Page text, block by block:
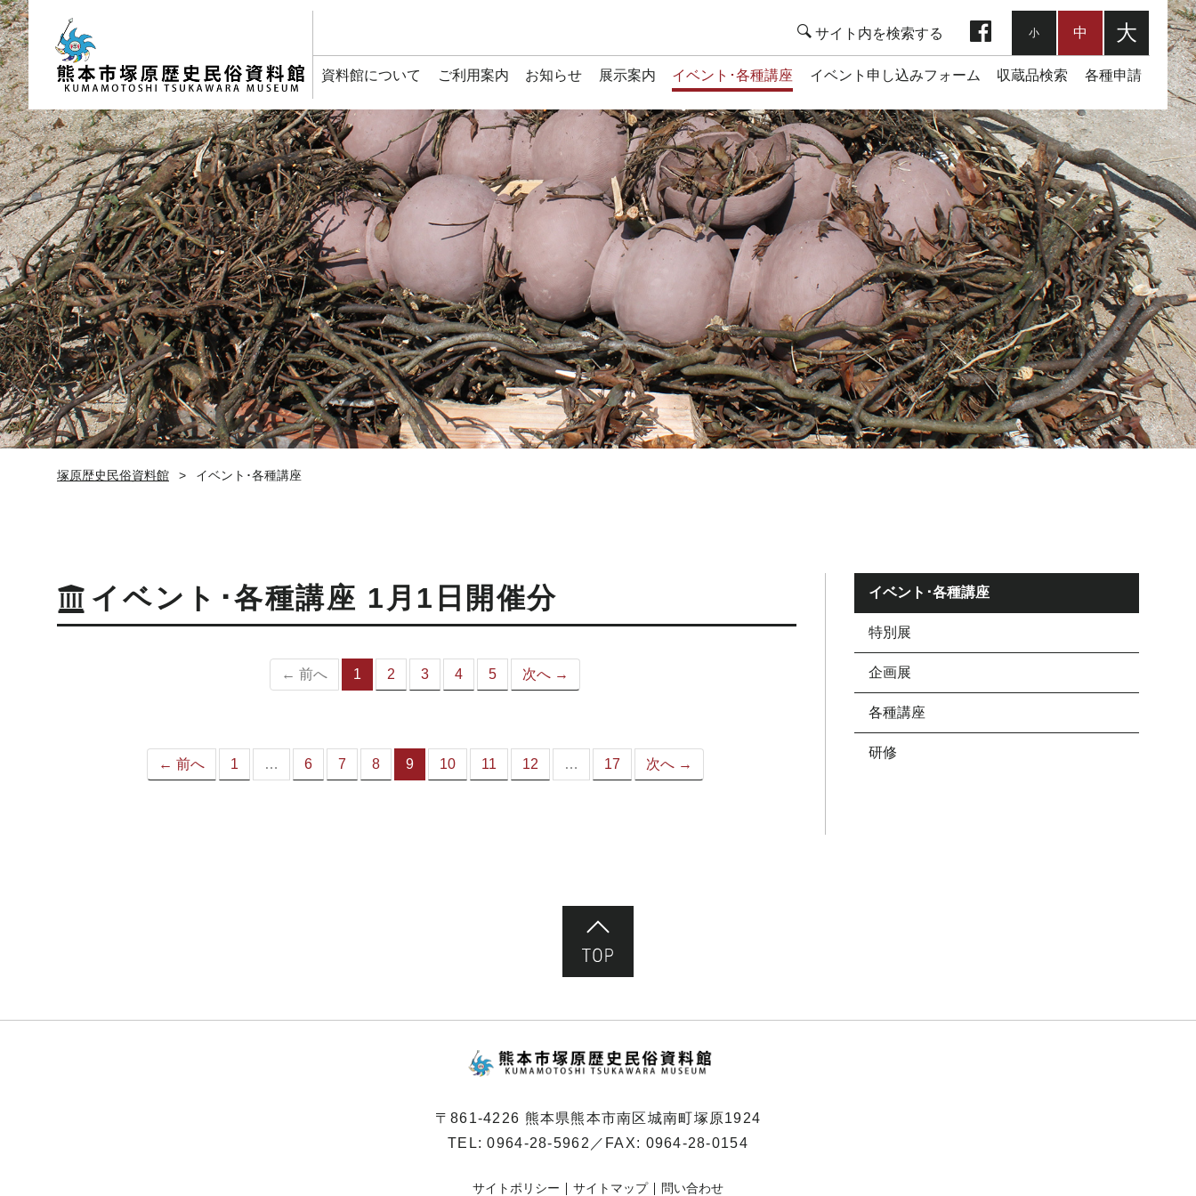
資料館について ご利用案内 お知らせ 展示案内 イベント･各種講座 イベント申し込みフォーム 収蔵品検索 各種申請
小 中 大
塚原歴史民俗資料館 イベント･各種講座
イベント･各種講座 1月1日開催分
← 前へ 1
（こ
ジ）
2 3 4 5 次へ →
← 前へ 1 … 6 7 8 9
（こ
10 11 12 … 17 次へ →
イベント･各種講座
特別展
企画展
各種講座
研修
〒861-4226 熊本県熊本市南区城南町塚原1924
TEL:0964-28-5962 ／FAX: 0964-28-0154
サイトポリシー サイトマップ 問い合わせ